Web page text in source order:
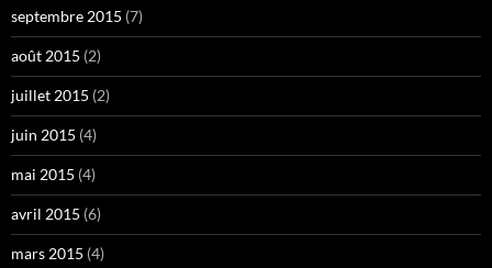
septembre 2015 (7)
août 2015 (2)
juillet 2015 (2)
juin 2015 (4)
mai 2015 (4)
avril 2015 (6)
mars 2015 (4)